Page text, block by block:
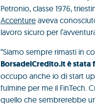
Petronio, classe 1976,
Accenture aveva
lavoro sicuro per
“Siamo sempre rimasti in
BorsadelCredito.it è stata
occupo anche io di start
fulmine per me il FinTech.
quello che sembrerebbe